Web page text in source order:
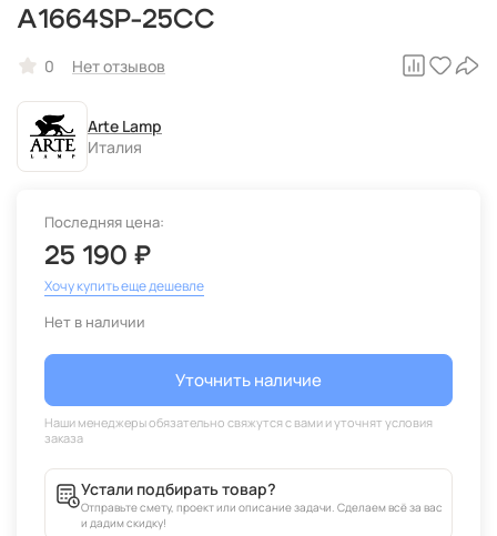
A1664SP-25CC
0 Нет отзывов
Arte Lamp
Италия
Последняя цена:
25 190 ₽
Хочу купить еще дешевле
Нет в наличии
Уточнить наличие
Устали подбирать товар?
Отправьте смету, проект или описание задачи. Сделаем всё за вас
и дадим скидку!